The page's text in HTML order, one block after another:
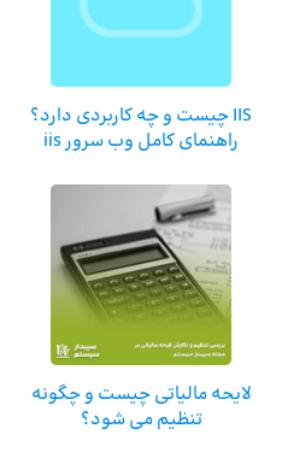
IIS چیست و چه کاربردی دارد؟
راهنمای کامل وب سرور iis
لایحه مالیاتی چیست و چگونه
تنظیم می شود؟